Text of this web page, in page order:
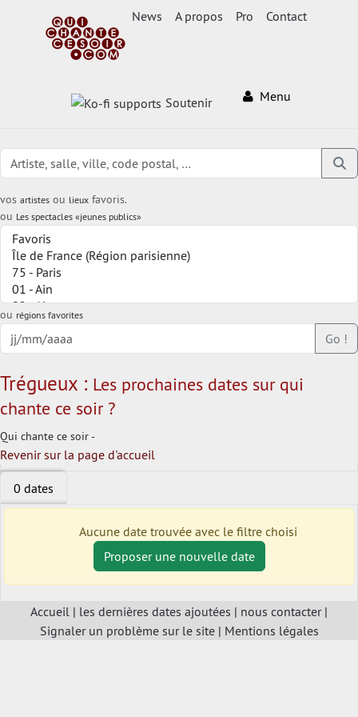
News A propos Pro Contact
Soutenir Menu
vos artistes ou lieux favoris.
ou Les spectacles «jeunes publics»
ou régions favorites
Go !
Trégueux : Les prochaines dates sur qui
chante ce soir ?
Qui chante ce soir -
Revenir sur la page d'accueil
0 dates
Aucune date trouvée avec le filtre choisi
Proposer une nouvelle date
Accueil | les dernières dates ajoutées | nous contacter|
Signaler un problème sur le site| Mentions légales